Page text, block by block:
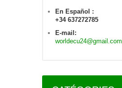
En Español :
+34 637272785
E-mail:
worldecu24@gmail.com